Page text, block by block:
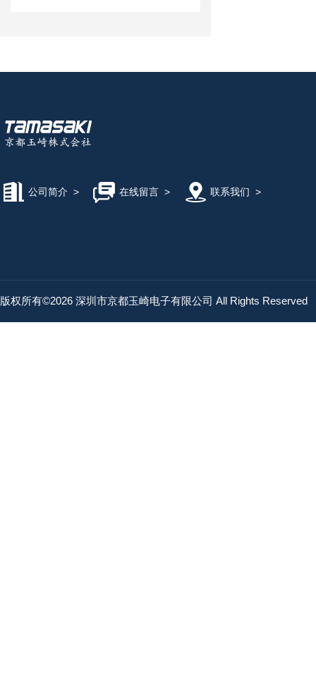
公司简介 > 在线留言> 联系我们 >
版权所有©2026 深圳市京都玉崎电子有限公司 All Rights Reserved